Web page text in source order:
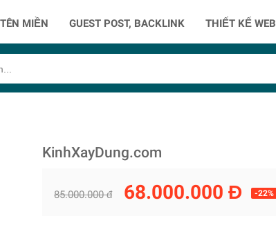
MIỀN GUEST POST, BACKLINK THIẾT KẾ WEB
KinhXayDung.com
85.000.000 đ 68.000.000 Đ -22%